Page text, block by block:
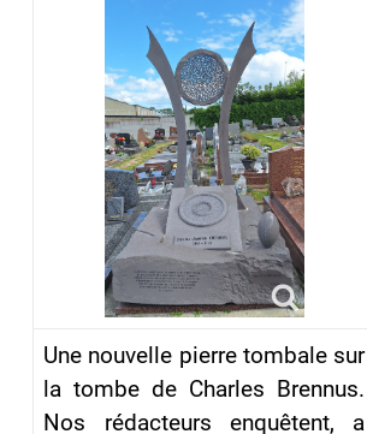
Une nouvelle pierre tombale sur
la tombe de Charles Brennus.
Nos rédacteurs enquêtent, a